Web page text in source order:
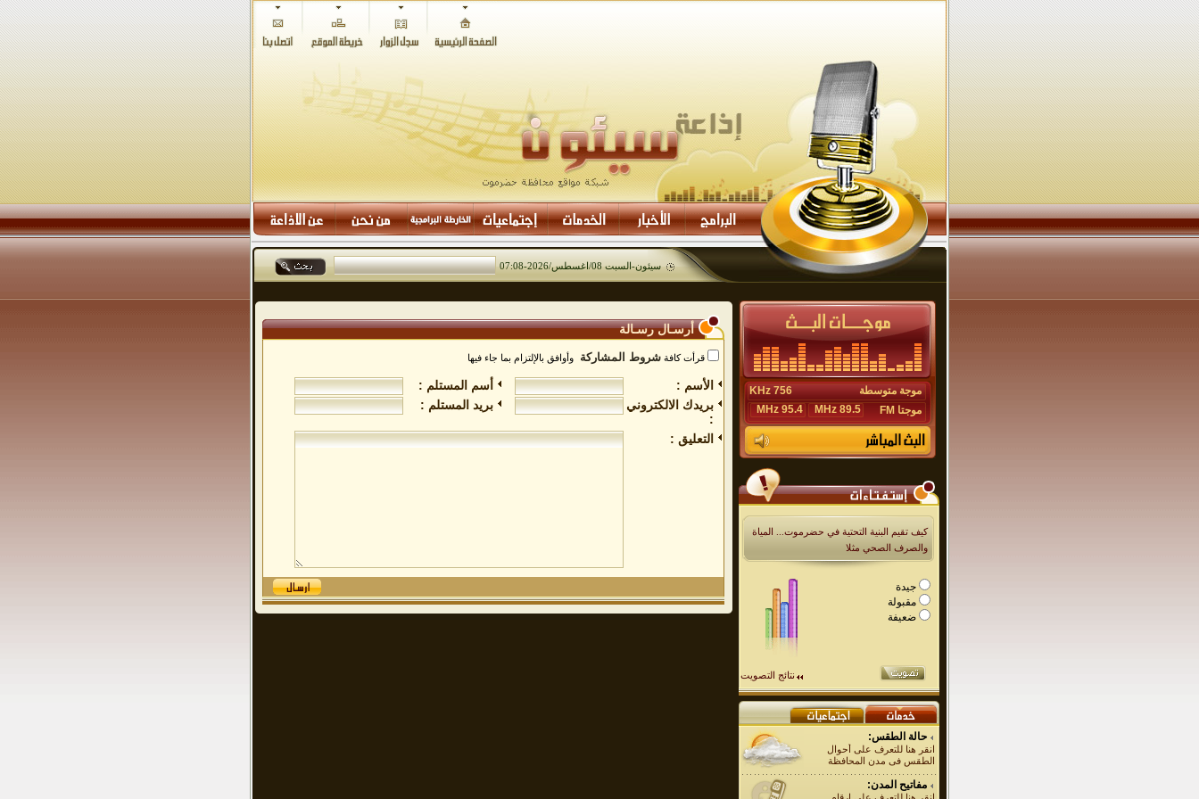
سيئون-السبت 08/اغسطس/2026 -
07:08
موجة متوسطة
756 KHz
موجتا FM
95.4 MHz 89.5 MHz
كيف تقيم البنية التحتية في حضرموت... المياة
والصرف الصحي مثلا
جيدة
مقبولة
ضعيفة
نتائج التصويت
حالة الطقس:
انقر هنا للتعرف على أحوال
الطقس فى مدن المحافظة
مفاتيح المدن:
أرسـال رسـالة
قرأت كافة شروط المشاركة وأوافق بالإلتزام بما جاء فيها
الأسم :
أسم المستلم :
بريدك الالكتروني
:
بريد المستلم :
التعليق :